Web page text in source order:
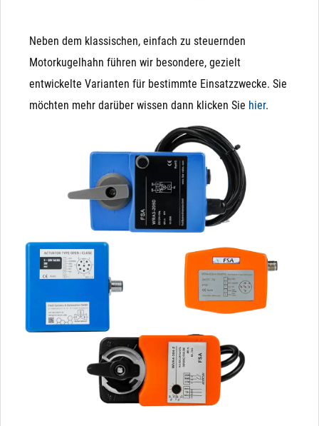
Neben dem klassischen, einfach zu steuernden
Motorkugelhahn führen wir besondere, gezielt
entwickelte Varianten für bestimmte Einsatzzwecke. Sie
möchten mehr darüber wissen dann klicken Sie hier.